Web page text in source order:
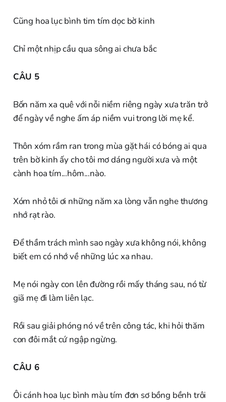
Cũng hoa lục bình tim tím dọc bờ kinh
Chỉ một nhịp cầu qua sông ai chưa bắc
CÂU 5
Bốn năm xa quê với nỗi niềm riêng ngày xưa trăn trở
để ngày về nghe ấm áp niềm vui trong lời mẹ kể.
Thôn xóm rầm ran trong mùa gặt hái có bóng ai qua
trên bờ kinh ấy cho tôi mơ dáng người xưa và một
cành hoa tím...hôm...nào.
Xóm nhỏ tôi ơi những năm xa lòng vẫn nghe thương
nhớ rạt rào.
Để thầm trách mình sao ngày xưa không nói, không
biết em có nhớ về những lúc xa nhau.
Mẹ nói ngày con lên đường rồi mấy tháng sau, nó từ
giã mẹ đi làm liên lạc.
Rồi sau giải phóng nó về trên công tác, khi hỏi thăm
con đôi mắt cứ ngập ngừng.
CÂU 6
Ôi cánh hoa lục bình màu tím đơn sơ bồng bềnh trôi